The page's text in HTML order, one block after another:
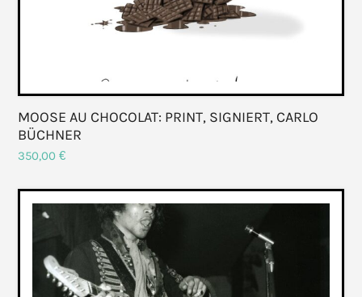
MOOSE AU CHOCOLAT: PRINT, SIGNIERT, CARLO
BÜCHNER
350,00€